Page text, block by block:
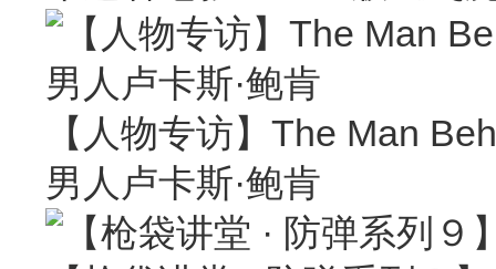
【人物专访】The Man
男人卢卡斯·鲍肯